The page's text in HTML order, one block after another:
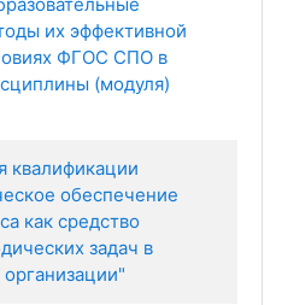
их эффективной
ФГОС СПО в
(модуля)
квалификации
обеспечение
как средство
задач в